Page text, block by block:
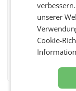
BEWERTEN SIE
FacebookTwitter
unserer
Cookie-